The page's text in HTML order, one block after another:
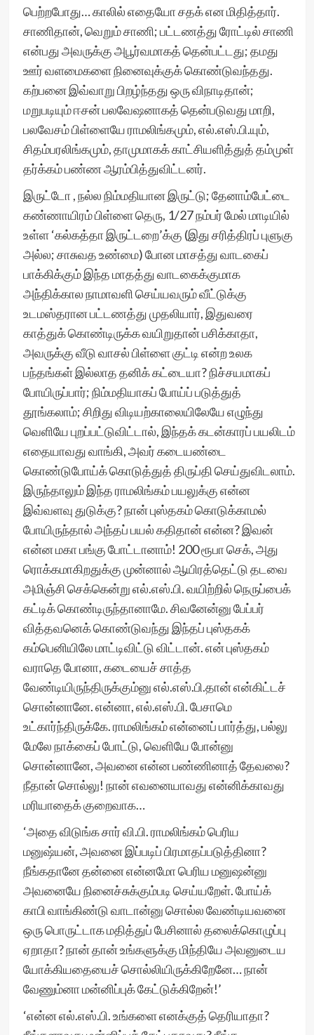
பெற்றபோது… காலில் எதையோ சதக் என மிதித்தார்.
சாணிதான், வெறும் சாணி; பட்டணத்து ரோட்டில் சாணி
என்பது அவருக்கு அபூர்வமாகத் தென்பட்டது; தமது
ஊர் வளமைகளை நினைவுக்குக் கொண்டுவந்தது.
கற்பனை இவ்வாறு பிறழ்ந்தது ஒரு விநாடிதான்;
மறுபடியும் ஈசன் பலவேஷனாகத் தென்படுவது மாறி,
பலவேசம் பிள்ளையே ராமலிங்கமும், எல்.எஸ்.பி.யும்,
சிதம்பரலிங்கமும், தாமுமாகக் காட்சியளித்துத் தம்முள்
தர்க்கம் பண்ண ஆரம்பித்துவிட்டனர்.
இருட்டோ , நல்ல நிம்மதியான இருட்டு; தேனாம்பேட்டை
கண்ணாயிரம் பிள்ளை தெரு, 1/27 நம்பர் மேல் மாடியில்
உள்ள ‘கல்கத்தா இருட்டறை’க்கு (இது சரித்திரப் புளுகு
அல்ல; சாசுவத உண்மை) போன மாசத்து வாடகைப்
பாக்கிக்கும் இந்த மாதத்து வாடகைக்குமாக
அந்திக்கால நாமாவளி செய்யவரும் வீட்டுக்கு
உடமஸ்தரான பட்டணத்து முதலியார், இதுவரை
காத்துக் கொண்டிருக்க வயிறுதான் பசிக்காதா,
அவருக்கு வீடு வாசல் பிள்ளை குட்டி என்ற உலக
பந்தங்கள் இல்லாத தனிக் கட்டையா? நிச்சயமாகப்
போயிருப்பார்; நிம்மதியாகப் போய்ப் படுத்துத்
தூங்கலாம்; சிறிது விடியற்காலையிலேயே எழுந்து
வெளியே புறப்பட்டுவிட்டால், இந்தக் கடன்காரப் பயலிடம்
எதையாவது வாங்கி, அவர் கடையண்டை
கொண்டுபோய்க் கொடுத்துத் திருப்தி செய்துவிடலாம்.
இருந்தாலும் இந்த ராமலிங்கம் பயலுக்கு என்ன
இவ்வளவு துடுக்கு? நான் புஸ்தகம் கொடுக்காமல்
போயிருந்தால் அந்தப் பயல் கதிதான் என்ன? இவன்
என்ன மகா பங்கு போட்டானாம்! 200 ரூபா செக், அது
ரொக்கமாகிறதுக்கு முன்னால் ஆயிரத்தெட்டு தடவை
அமிஞ்சி செக்கென்று எல்.எஸ்.பி. வயிற்றில் நெருப்பைக்
கட்டிக் கொண்டிருந்தானாமே. சிவனேன்னு பேப்பர்
வித்தவனெக் கொண்டுவந்து இந்தப் புஸ்தகக்
கம்பெனியிலே மாட்டிவிட்டு விட்டான். என் புஸ்தகம்
வராதெ போனா, கடையைச் சாத்த
வேண்டியிருந்திருக்கும்னு எல்.எஸ்.பி.தான் என்கிட்டச்
சொன்னானே. என்னா, எல்.எஸ்.பி. பேசாமெ
உட்கார்ந்திருக்கே. ராமலிங்கம் என்னைப் பார்த்து, பல்லு
மேலே நாக்கைப் போட்டு, வெளியே போன்னு
சொன்னானே, அவனை என்ன பண்ணினாத் தேவலை?
நீதான் சொல்லு! நான் எவனையாவது என்னிக்காவது
மரியாதைக் குறைவாக…
‘அதை விடுங்க சார் வி.பி. ராமலிங்கம் பெரிய
மனுஷ்யன், அவனை இப்படிப் பிரமாதப்படுத்தினா?
நீங்கதானே தன்னை என்னமோ பெரிய மனுஷன்னு
அவனையே நினைச்சுக்கும்படி செய்யறேள். போய்க்
காபி வாங்கிண்டு வாடான்னு சொல்ல வேண்டியவனை
ஒரு பொருட்டாக மதித்துப் பேசினால் தலைக்கொழுப்பு
ஏறாதா? நான் தான் உங்களுக்கு மிந்தியே அவனுடைய
யோக்கியதையைச் சொல்லியிருக்கிறேனே… நான்
வேணும்னா மன்னிப்புக் கேட்டுக்கிறேன்!’
‘என்ன எல்.எஸ்.பி. உங்களை எனக்குத் தெரியாதா?